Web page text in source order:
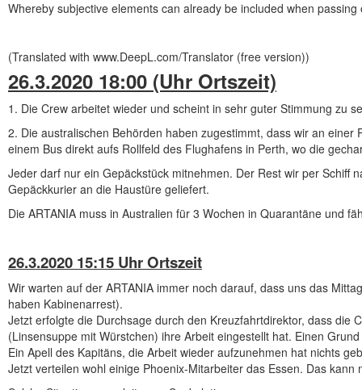
Whereby subjective elements can already be included when
(Translated with www.DeepL.com/Translator (free version))
26.3.2020 18:00 (Uhr Ortszeit)
1. Die Crew arbeitet wieder und scheint in sehr guter Stimmung zu
2. Die australischen Behörden haben zugestimmt, dass wir an einer
einem Bus direkt aufs Rollfeld des Flughafens in Perth, wo die
Jeder darf nur ein Gepäckstück mitnehmen. Der Rest wir per Schiff
Gepäckkurier an die Haustüre geliefert.
Die ARTANIA muss in Australien für 3 Wochen in Quarantäne und
26.3.2020 15:15 Uhr Ortszeit
Wir warten auf der ARTANIA immer noch darauf, dass uns das
haben Kabinenarrest).
Jetzt erfolgte die Durchsage durch den Kreuzfahrtdirektor, dass die
(Linsensuppe mit Würstchen) ihre Arbeit eingestellt hat. Einen
Ein Apell des Kapitäns, die Arbeit wieder aufzunehmen hat nichts
Jetzt verteilen wohl einige Phoenix-Mitarbeiter das Essen. Das kann